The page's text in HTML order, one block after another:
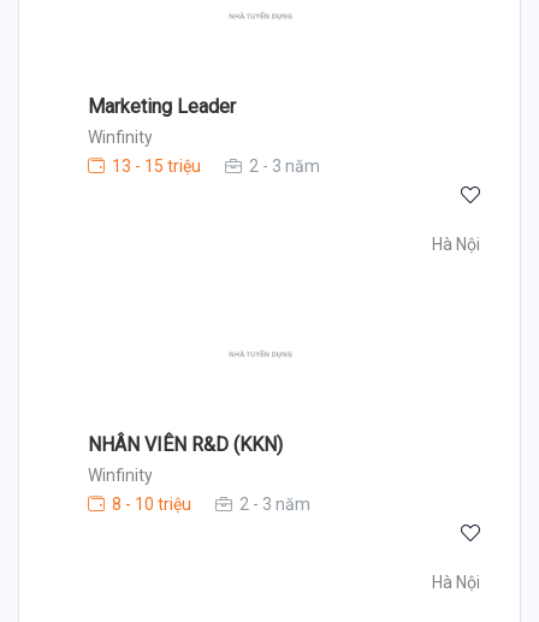
Marketing Leader
Winfinity
13 - 15 triệu
2 - 3 năm
Hà Nội
NHÂN VIÊN R&D (KKN)
Winfinity
8 - 10 triệu
2 - 3 năm
Hà Nội